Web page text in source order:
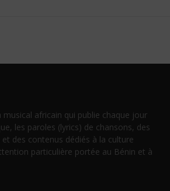
africain qui publie chaque jour
les paroles (lyrics) de chansons, des
et des contenus dédiés à la culture
particulière portée au Bénin et à